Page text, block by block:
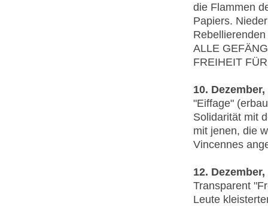
die Flammen
Papiers.
ALLE
FREIHEIT
10.
"Eiffage"
Solidarität mit
mit jenen, die
Vincennes
12.
Transparent
Leute